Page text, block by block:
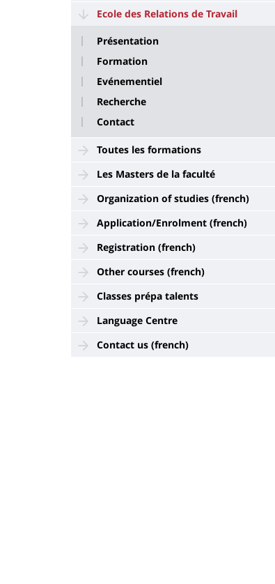
Ecole des Relations de Travail
Présentation
Formation
Evénementiel
Recherche
Contact
Toutes les formations
Les Masters de la faculté
Organization of studies (french)
Application/Enrolment (french)
Registration (french)
Other courses (french)
Classes prépa talents
Language Centre
Contact us (french)